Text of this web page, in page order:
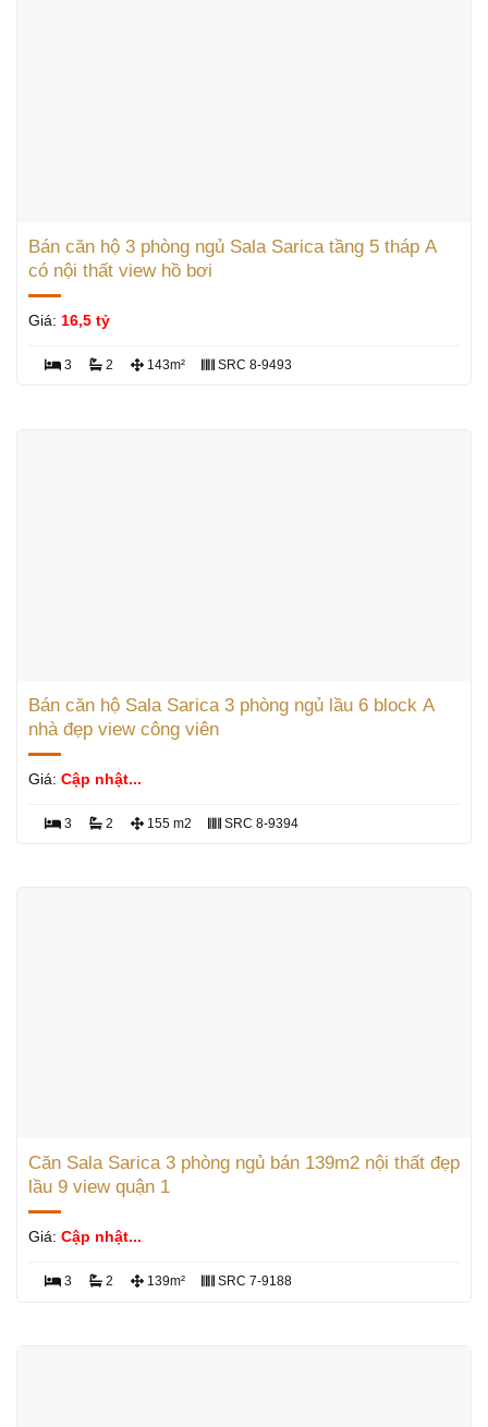
Bán căn hộ 3 phòng ngủ Sala Sarica tầng 5 tháp A
có nội thất view hồ bơi
Giá: 16,5 tỷ
3 2 143m² SRC 8-9493
Bán căn hộ Sala Sarica 3 phòng ngủ lầu 6 block A
nhà đẹp view công viên
Giá: Cập nhật...
3 2 155 m2 SRC 8-9394
Căn Sala Sarica 3 phòng ngủ bán 139m2 nội thất đẹp
lầu 9 view quận 1
Giá: Cập nhật...
3 2 139m² SRC 7-9188